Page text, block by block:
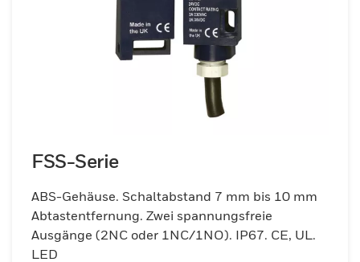
FSS-Serie
ABS-Gehäuse. Schaltabstand 7 mm bis 10 mm
Abtastentfernung. Zwei spannungsfreie
Ausgänge (2NC oder 1NC/1NO). IP67. CE, UL.
LED